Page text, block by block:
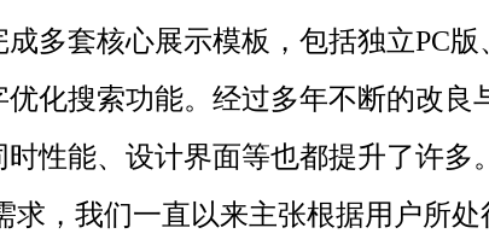
多套核心展示模板，包括独立PC
化搜索功能。经过多年不断的改良
性能、设计界面等也都提升了许多。
，我们一直以来主张根据用户所处